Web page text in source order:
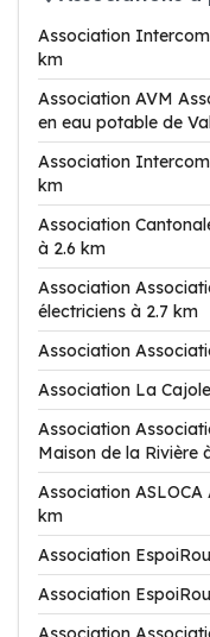
Association
km
Association AVM
en eau potable de
Association
km
Association
à 2.6 km
Association
électriciens à 2.7 km
Association
Association La
Association
Maison de la Rivière
Association
km
Association
Association